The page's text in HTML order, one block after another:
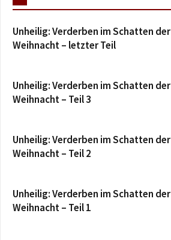
Unheilig: Verderben im Schatten der
Weihnacht – letzter Teil
Unheilig: Verderben im Schatten der
Weihnacht – Teil 3
Unheilig: Verderben im Schatten der
Weihnacht – Teil 2
Unheilig: Verderben im Schatten der
Weihnacht – Teil 1